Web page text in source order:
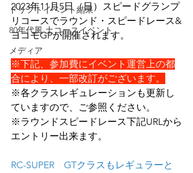
ドリフトイベント結果
80年代風 土コースイベント
メディア
2023年11月5日（日）スピードグランプ
リコースでラウンド・スピードレース&
ヨコモGPが開催されます。
※下記、参加費にイベント運営上の都
合により、一部改訂がございます。
※各クラスレギュレーションも更新し
ていますので、ご参照ください。
※ラウンドスピードレース下記URLから
エントリー出来ます。
RC-SUPER　GTクラスもレギュラーと